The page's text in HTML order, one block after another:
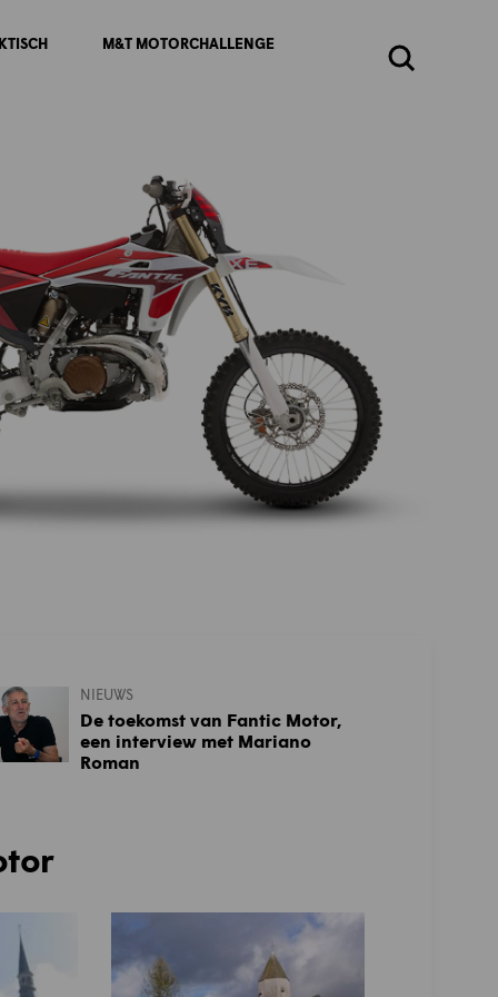
M&T MOTORCHALLENGE
Zoeken
NIEUWS
De toekomst van Fantic Motor,
een interview met Mariano
Roman